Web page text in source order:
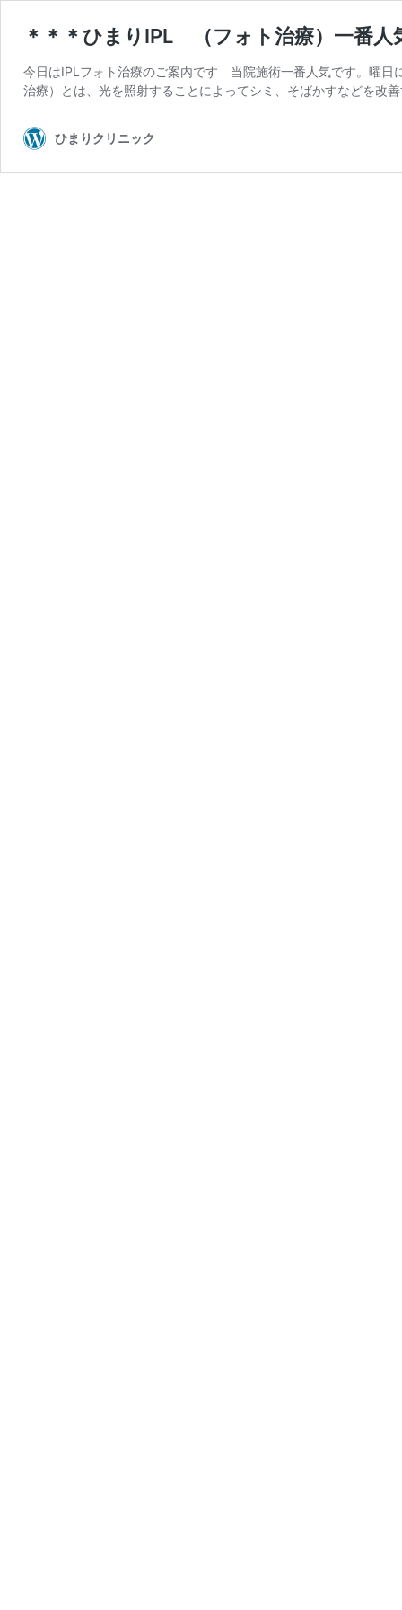
＊＊＊ひまりIPL （フォト治療）一番人
今日はIPLフォト治療のご案内です 当院施術一番人気です。曜日
治療）とは、光を照射することによってシミ、そばかすなどを改
ひまりクリニック